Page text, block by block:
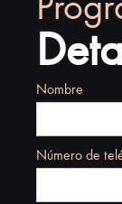
Nombre
Número de